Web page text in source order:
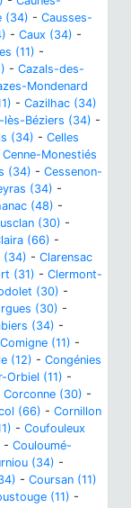
(34) - Causses-
- Caux (34) -
(11) -
- Cazals-des-
Mondenard
- Cazilhac (34)
lès-Béziers (34) -
(34) - Celles
Cenne-Monestiés
(34) - Cessenon-
(34) -
(48) -
(30) -
(66) -
(34) - Clarensac
(31) - Clermont-
(30) -
(30) -
(34) -
Comigne (11) -
(12) - Congénies
Orbiel (11) -
Corconne (30) -
(66) - Cornillon
- Coufouleux
- Couloumé-
(34) -
- Coursan (11)
(11) -